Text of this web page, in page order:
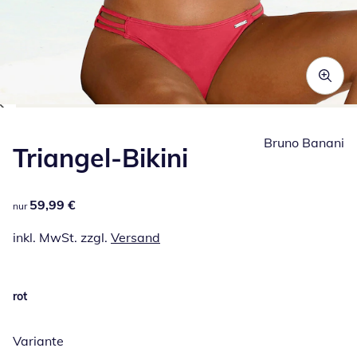
Triangel-Bikini
59,99 €
nur 59,99 €
inkl. MwSt. zzgl. Versand
Bruno Banani
rot
Variante